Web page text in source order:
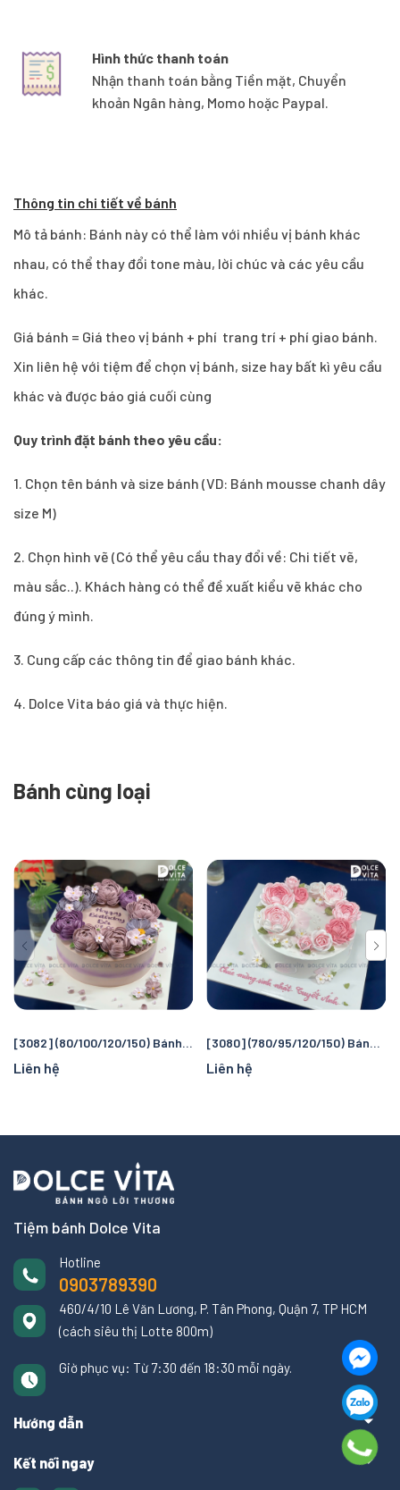
Hình thức thanh toán
Nhận thanh toán bằng Tiền mặt, Chuyển
khoản Ngân hàng, Momo hoặc Paypal.
Thông tin chi tiết về bánh
Mô tả bánh: Bánh này có thể làm với nhiều vị bánh khác
nhau, có thể thay đổi tone màu, lời chúc và các yêu cầu
khác.
Giá bánh = Giá theo vị bánh + phí trang trí + phí giao bánh.
Xin liên hệ với tiệm để chọn vị bánh, size hay bất kì yêu cầu
khác và được báo giá cuối cùng
Quy trình đặt bánh theo yêu cầu:
1. Chọn tên bánh và size bánh (VD: Bánh mousse chanh dây
size M)
2. Chọn hình vẽ (Có thể yêu cầu thay đổi về: Chi tiết vẽ,
màu sắc..). Khách hàng có thể đề xuất kiểu vẽ khác cho
đúng ý mình.
3. Cung cấp các thông tin để giao bánh khác.
4. Dolce Vita báo giá và thực hiện.
Bánh cùng loại
[3082] (80/100/120/150) Bánh kem hoa hồng tone tím tặng sếp, phái nữ
Liên hệ
[3080] (780/95/120/150) Bánh kem hoa hồng tone hồng dành tặng phái nữ
Liên hệ
Tiệm bánh Dolce Vita
Hotline
0903789390
460/4/10 Lê Văn Lương, P. Tân Phong, Quận 7, TP HCM
(cách siêu thị Lotte 800m)
Giờ phục vụ: Từ 7:30 đến 18:30 mỗi ngày.
Hướng dẫn
Kết nối ngay